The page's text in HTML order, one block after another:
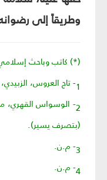
وطريقاً إلى
(*) كاتب وباحث
1- تاج العروس، الزبيدي، ج9، ص13.
(بتصرف يسير).
3- م.ن.
4- م.ن.